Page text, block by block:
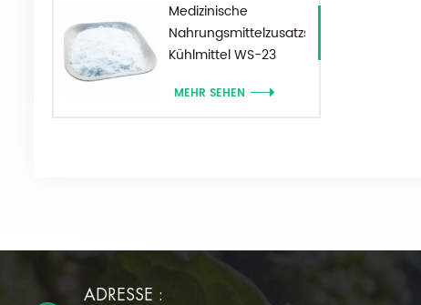
Medizinische
Nahrungsmittelzusatzstoffe
Kühlmittel WS-23
MEHR SEHEN
ADRESSE :